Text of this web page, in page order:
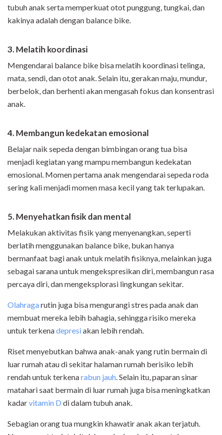
tubuh anak serta memperkuat otot punggung, tungkai, dan
kakinya adalah dengan balance bike.
3. Melatih koordinasi
Mengendarai balance bike bisa melatih koordinasi telinga,
mata, sendi, dan otot anak. Selain itu, gerakan maju, mundur,
berbelok, dan berhenti akan mengasah fokus dan konsentrasi
anak.
4. Membangun kedekatan emosional
Belajar naik sepeda dengan bimbingan orang tua bisa
menjadi kegiatan yang mampu membangun kedekatan
emosional. Momen pertama anak mengendarai sepeda roda
sering kali menjadi momen masa kecil yang tak terlupakan.
5. Menyehatkan fisik dan mental
Melakukan aktivitas fisik yang menyenangkan, seperti
berlatih menggunakan balance bike, bukan hanya
bermanfaat bagi anak untuk melatih fisiknya, melainkan juga
sebagai sarana untuk mengekspresikan diri, membangun rasa
percaya diri, dan mengeksplorasi lingkungan sekitar.
Olahragarutin juga bisa mengurangi stres pada anak dan
membuat mereka lebih bahagia, sehingga risiko mereka
untuk terkenadepresiakan lebih rendah.
Riset menyebutkan bahwa anak-anak yang rutin bermain di
luar rumah atau di sekitar halaman rumah berisiko lebih
rendah untuk terkenarabun jauh. Selain itu, paparan sinar
matahari saat bermain di luar rumah juga bisa meningkatkan
kadarvitamin D di dalam tubuh anak.
Sebagian orang tua mungkin khawatir anak akan terjatuh.